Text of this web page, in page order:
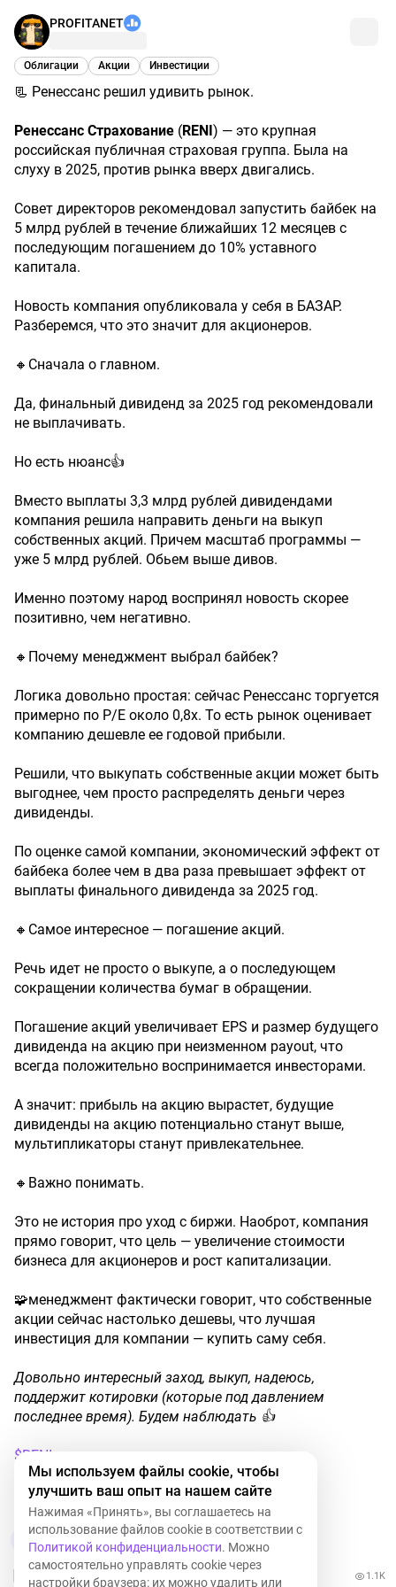
PROFITANET
Облигации Акции Инвестиции
📃 Ренессанс решил удивить рынок.
Ренессанс Страхование (RENI) — это крупная
российская публичная страховая группа. Была на
слуху в 2025, против рынка вверх двигались.
Совет директоров рекомендовал запустить байбек на
5 млрд рублей в течение ближайших 12 месяцев с
последующим погашением до 10% уставного
капитала.
Новость компания опубликовала у себя в БАЗАР.
Разберемся, что это значит для акционеров.
🔸Сначала о главном.
Да, финальный дивиденд за 2025 год рекомендовали
не выплачивать.
Но есть нюанс👍
Вместо выплаты 3,3 млрд рублей дивидендами
компания решила направить деньги на выкуп
собственных акций. Причем масштаб программы —
уже 5 млрд рублей. Обьем выше дивов.
Именно поэтому народ воспринял новость скорее
позитивно, чем негативно.
🔸Почему менеджмент выбрал байбек?
Логика довольно простая: сейчас Ренессанс торгуется
примерно по P/E около 0,8х. То есть рынок оценивает
компанию дешевле ее годовой прибыли.
Решили, что выкупать собственные акции может быть
выгоднее, чем просто распределять деньги через
дивиденды.
По оценке самой компании, экономический эффект от
байбека более чем в два раза превышает эффект от
выплаты финального дивиденда за 2025 год.
🔸Самое интересное — погашение акций.
Речь идет не просто о выкупе, а о последующем
сокращении количества бумаг в обращении.
Погашение акций увеличивает EPS и размер будущего
дивиденда на акцию при неизменном payout, что
всегда положительно воспринимается инвесторами.
А значит: прибыль на акцию вырастет, будущие
дивиденды на акцию потенциально станут выше,
мультипликаторы станут привлекательнее.
🔸Важно понимать.
Это не история про уход с биржи. Наоброт, компания
прямо говорит, что цель — увеличение стоимости
бизнеса для акционеров и рост капитализации.
🧩менеджмент фактически говорит, что собственные
акции сейчас настолько дешевы, что лучшая
инвестиция для компании — купить саму себя.
Довольно интересный заход, выкуп, надеюсь,
поддержит котировки (которые под давлением
последнее время). Будем наблюдать 👍
$RENI
RENI+1,32%
10
1.1K
Мы используем файлы cookie, чтобы
улучшить ваш опыт на нашем сайте
Нажимая «Принять», вы соглашаетесь на
использование файлов cookie в соответствии с
Политикой конфиденциальности. Можно
самостоятельно управлять cookie через
настройки браузера: их можно удалить или